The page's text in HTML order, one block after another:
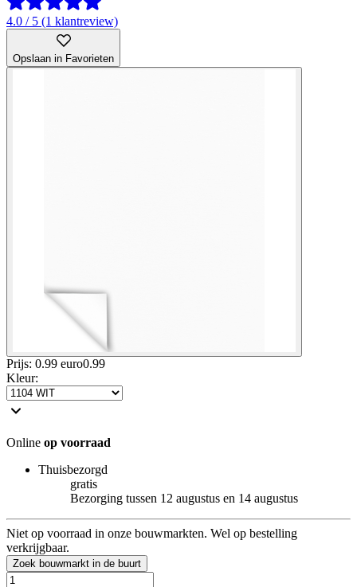
4.0 / 5 (1 klantreview)
Opslaan in Favorieten
Prijs: 0.99 euro0.99
Kleur:
Online op voorraad
Thuisbezorgd
gratis
Bezorging tussen 12 augustus en 14 augustus
Niet op voorraad in onze bouwmarkten. Wel op bestelling
verkrijgbaar.
Zoek bouwmarkt in de buurt